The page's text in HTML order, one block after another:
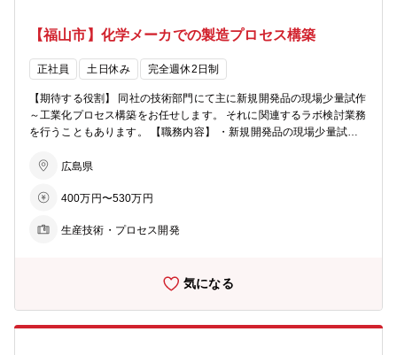
【福山市】化学メーカでの製造プロセス構築
正社員 土日休み 完全週休2日制
【期待する役割】 同社の技術部門にて主に新規開発品の現場少量試作
～工業化プロセス構築をお任せします。 それに関連するラボ検討業務
を行うこともあります。 【職務内容】 ・新規開発品の現場少量試作
それに伴うラボ検討 ・製造プロセスの安定化・合理化検討 ・上記に
野(電子材料・医薬品) 【組織構成】 技術部はは10人(平均年齢38.2歳)
学・化学工学・無機化学・生物化学など様々なバックボーンを持った
修も受講可能な充実した研修制度を整えております。
広島県
400万円〜530万円
生産技術・プロセス開発
気になる